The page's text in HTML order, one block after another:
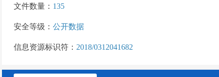
文件数量： 135
安全等级： 公开数据
信息资源标识符： 2018/0312041682